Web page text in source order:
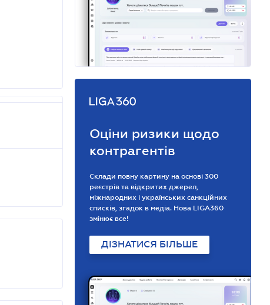
Оціни ризики щодо
контрагентів
Склади повну картину на основі 300
реєстрів та відкритих джерел,
міжнародних і українських санкційних
списків, згадок в медіа. Нова LIGA360
змінює все!
ДІЗНАТИСЯ БІЛЬШЕ